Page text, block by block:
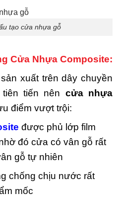
tạo cửa nhựa gỗ
Cửa Nhựa Composite:
xuất trên dây chuyền
tiến nên cửa nhựa
điểm vượt trội:
được phủ lớp film
đó cửa có vân gỗ rất
gỗ tự nhiên
chống chịu nước rất
mốc